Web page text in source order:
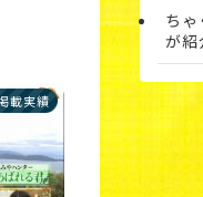
載実績
ちゃ
が紹